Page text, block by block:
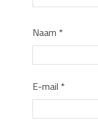
Naam *
E-mail *